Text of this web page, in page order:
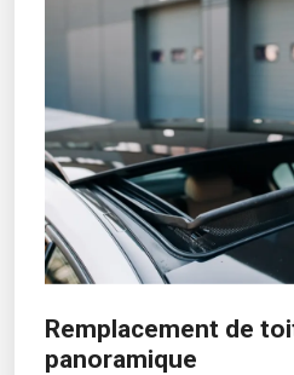
Remplacement de
panoramique